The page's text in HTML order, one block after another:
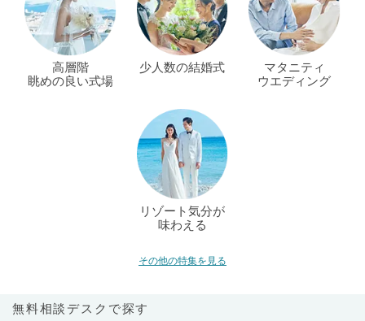
高層階
眺めの良い式場
少人数の結婚式
マタニティ
ウエディング
リゾート気分が
味わえる
その他の特集を見る
無料相談デスクで探す